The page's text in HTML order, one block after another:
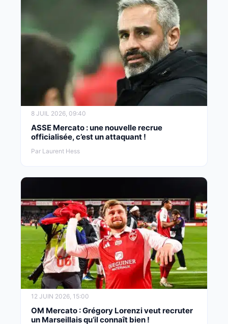
8 JUIL 2026, 09:40
ASSE Mercato : une nouvelle recrue
officialisée, c’est un attaquant !
Par Laurent Hess
12 JUIN 2026, 15:00
OM Mercato : Grégory Lorenzi veut recruter
un Marseillais qu’il connaît bien !